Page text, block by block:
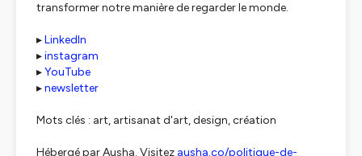
transformer notre manière de regarder le monde.
▸LinkedIn
▸instagram
▸YouTube
▸newsletter
Mots clés : art, artisanat d'art, design, création
Hébergé par Ausha. Visitez ausha.co/politique-de-